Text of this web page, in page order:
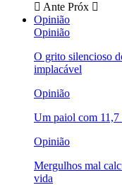
Ante Próx
Opinião
Opinião
O grito silencioso
implacável
Opinião
Um paiol com
Opinião
Mergulhos mal
vida